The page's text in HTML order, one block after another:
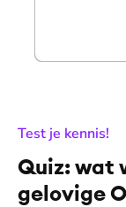
Test je kennis!
Quiz: wat
gelovige